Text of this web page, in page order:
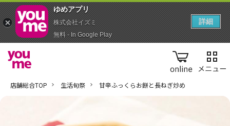
online
店舗総合TOP 生活旬祭 甘辛ふっくらお餅と長ねぎ炒め
ゆめアプ‪リ‬
株式会社イズミ
無料 - In Google Play
詳細